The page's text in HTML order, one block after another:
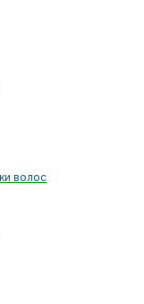
волос